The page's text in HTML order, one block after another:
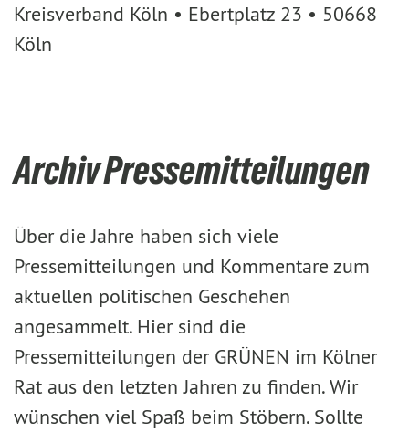
Kreisverband Köln • Ebertplatz 23 • 50668
Köln
Archiv Pressemitteilungen
Über die Jahre haben sich viele
Pressemitteilungen und Kommentare zum
aktuellen politischen Geschehen
angesammelt. Hier sind die
Pressemitteilungen der GRÜNEN im Kölner
Rat aus den letzten Jahren zu finden. Wir
wünschen viel Spaß beim Stöbern. Sollte